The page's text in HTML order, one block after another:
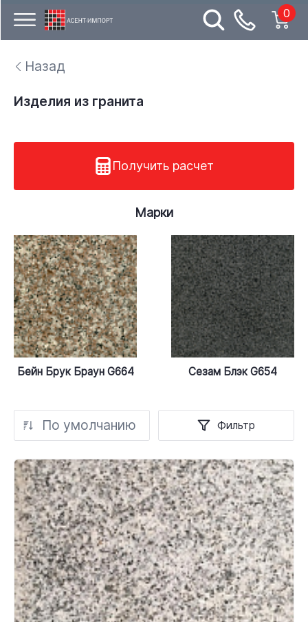
0
Назад
Изделия из гранита
Получить расчет
Марки
Бейн Брук Браун G664 Сезам Блэк G654
По умолчанию Фильтр